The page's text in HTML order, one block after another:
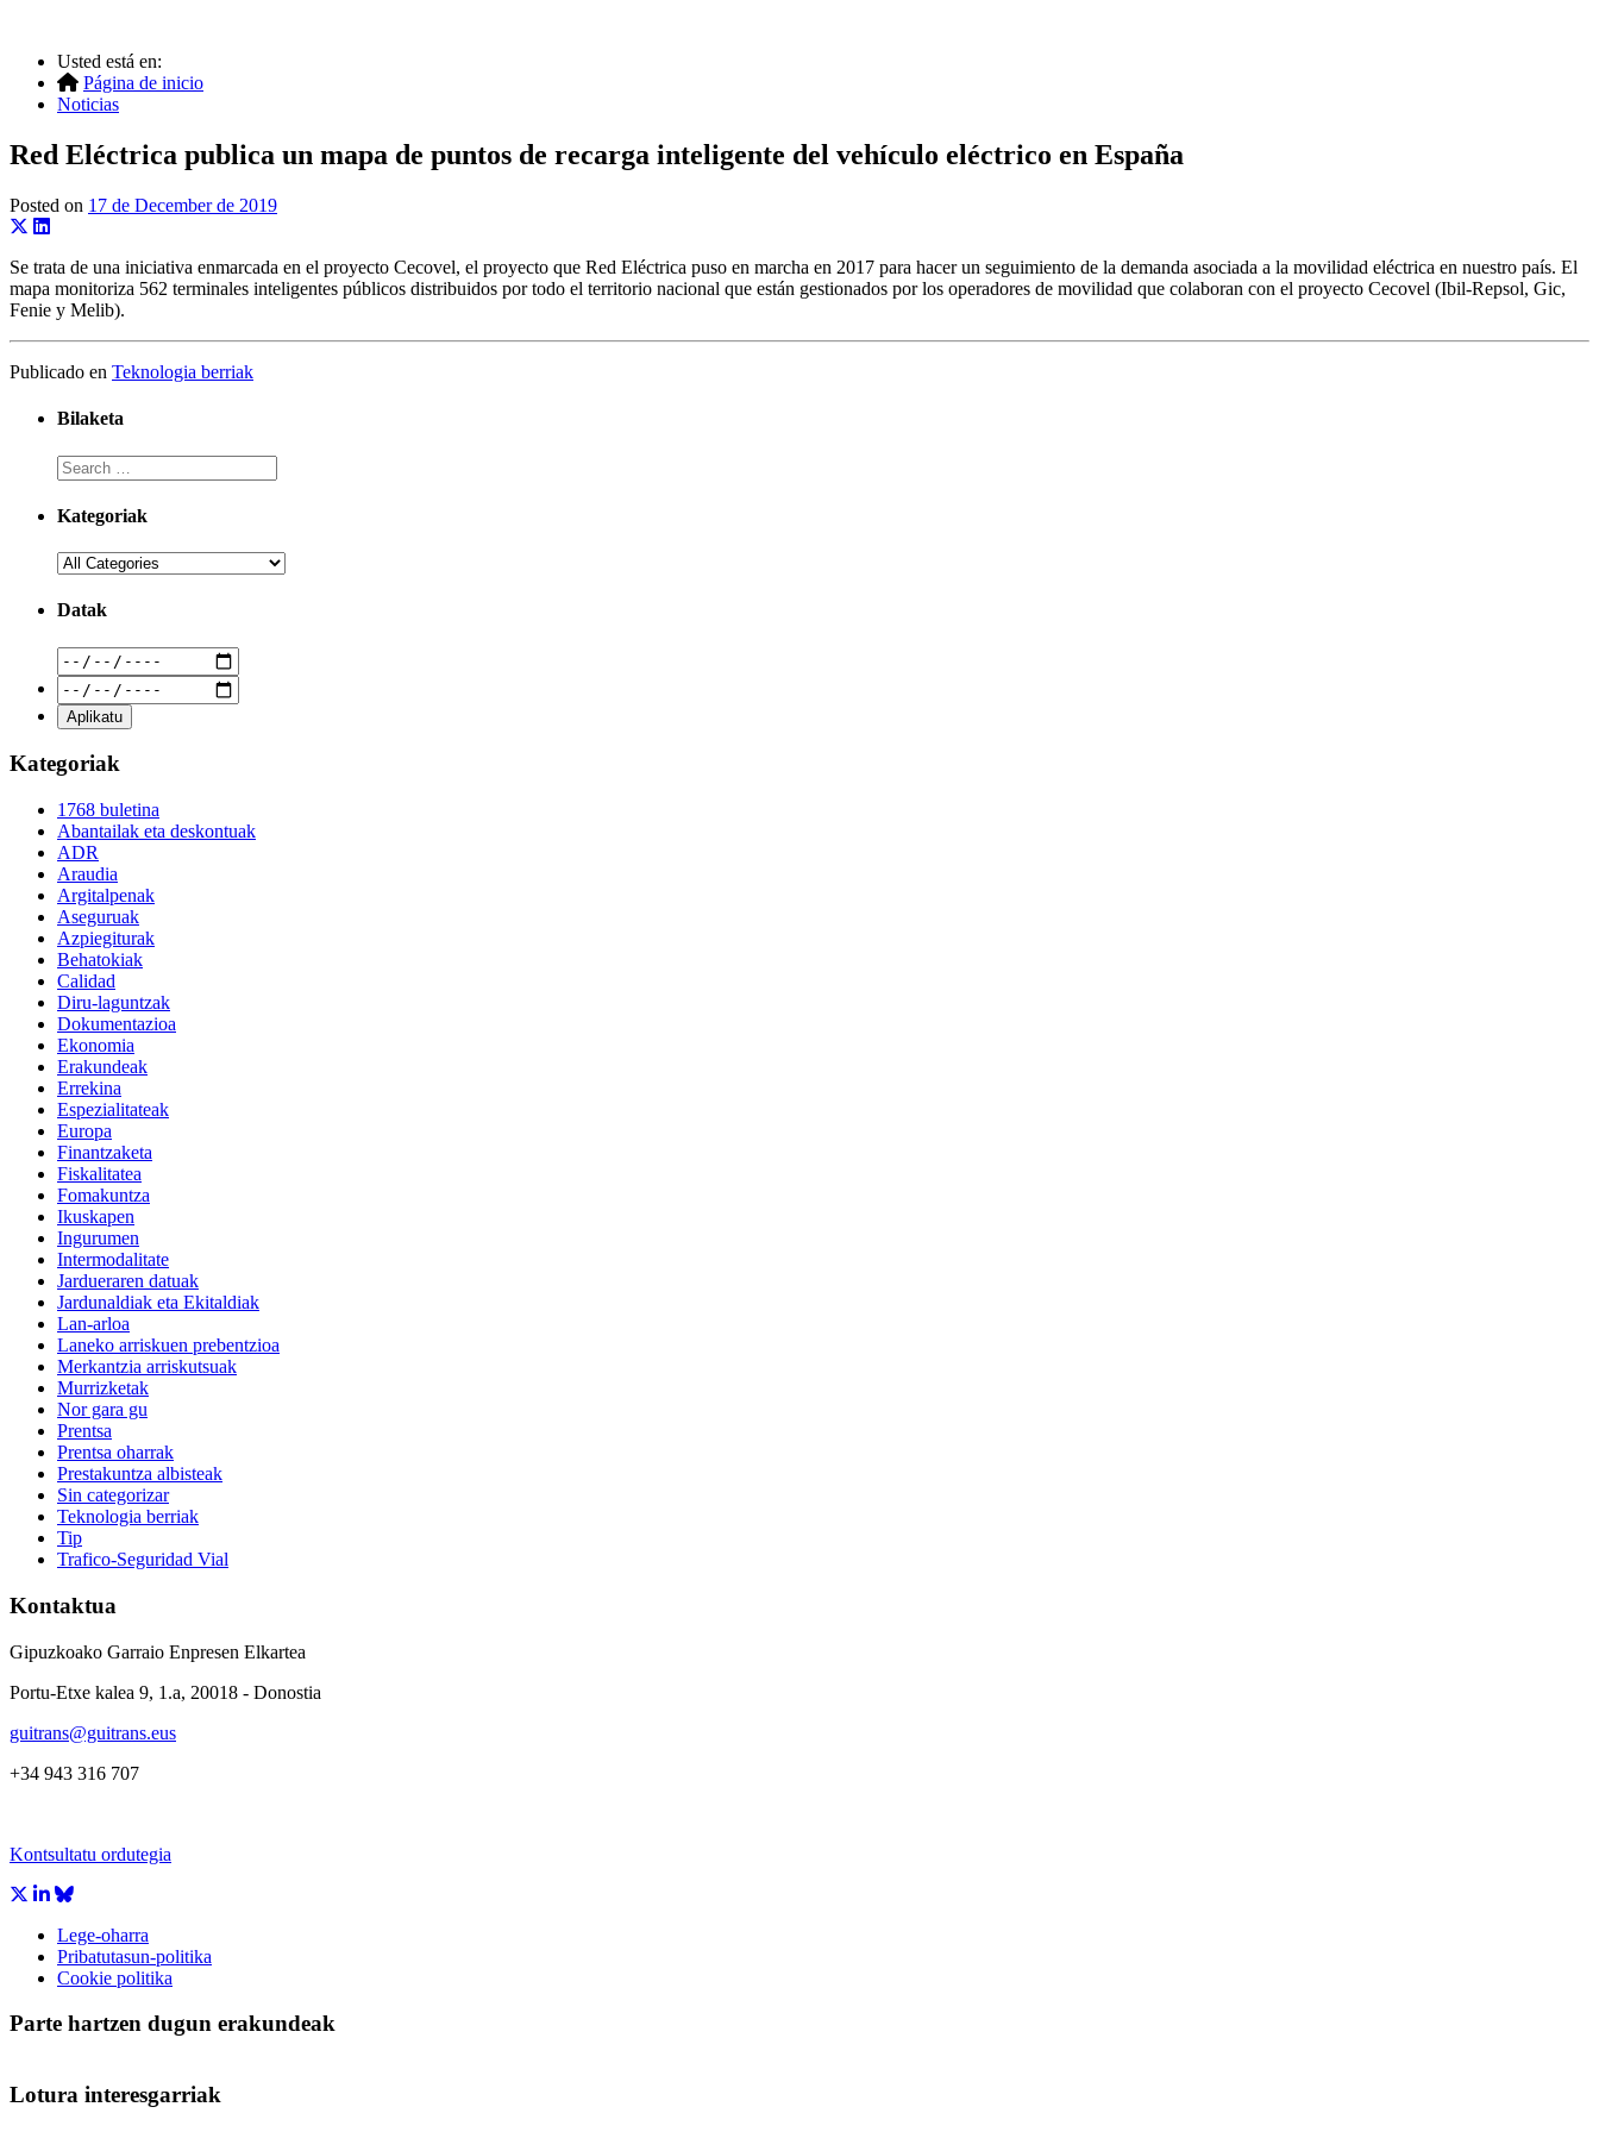
Usted está en:
Página de inicio
Noticias
Red Eléctrica publica un mapa de puntos de recarga inteligente del vehículo eléctrico en España
Posted on 17 de December de 2019
Se trata de una iniciativa enmarcada en el proyecto Cecovel, el proyecto que Red Eléctrica puso en marcha en 2017 para hacer un seguimiento de la demanda asociada a la movilidad eléctrica en nuestro país. El
mapa monitoriza 562 terminales inteligentes públicos distribuidos por todo el territorio nacional que están gestionados por los operadores de movilidad que colaboran con el proyecto Cecovel (Ibil-Repsol, Gic,
Fenie y Melib).
Publicado en Teknologia berriak
Bilaketa
Kategoriak
Datak
Kategoriak
1768 buletina
Abantailak eta deskontuak
ADR
Araudia
Argitalpenak
Aseguruak
Azpiegiturak
Behatokiak
Calidad
Diru-laguntzak
Dokumentazioa
Ekonomia
Erakundeak
Errekina
Espezialitateak
Europa
Finantzaketa
Fiskalitatea
Fomakuntza
Ikuskapen
Ingurumen
Intermodalitate
Jardueraren datuak
Jardunaldiak eta Ekitaldiak
Lan-arloa
Laneko arriskuen prebentzioa
Merkantzia arriskutsuak
Murrizketak
Nor gara gu
Prentsa
Prentsa oharrak
Prestakuntza albisteak
Sin categorizar
Teknologia berriak
Tip
Trafico-Seguridad Vial
Kontaktua
Gipuzkoako Garraio Enpresen Elkartea
Portu-Etxe kalea 9, 1.a, 20018 - Donostia
guitrans@guitrans.eus
+34 943 316 707
Kontsultatu ordutegia
Lege-oharra
Pribatutasun-politika
Cookie politika
Parte hartzen dugun erakundeak
Lotura interesgarriak